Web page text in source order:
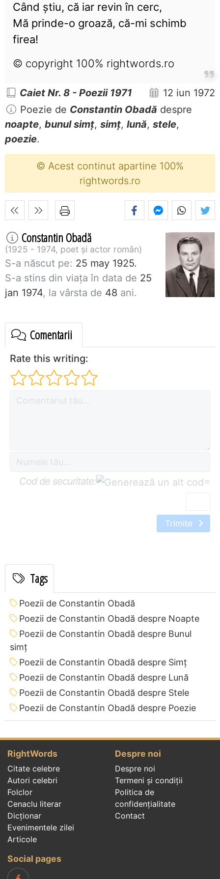
Când știu, că iar revin în cerc,
Mă prinde-o groază, că-mi schimb
firea!
© copyright 100% rightwords.ro
Caiet Nr. 8 - Poezii 1971
12 iun 1972
Poezie de Constantin Obadă despre
noapte, bunul simț, simț, lună, stele,
poezie.
© Acest continut apartine 100%
rightwords.ro
Constantin Obadă
1925 - 1974, poet și actor român
S-a născut pe: 25 may 1925.
S-a stins din viaţa în data de 25
jan 1974, la vârsta de 48 ani.
Comentarii
Rate this writing:
Cod de securitate: =
Trimite
Tags
Poezii de Constantin Obadă
Poezii de Constantin Obadă despre Noapte
Poezii de Constantin Obadă despre Bunul
simț
Poezii de Constantin Obadă despre Simț
Poezii de Constantin Obadă despre Lună
Poezii de Constantin Obadă despre Stele
Poezii de Constantin Obadă despre Poezie
RightWords
Citate celebre
Autori celebri
Folclor
Cenaclu literar
Dicționar
Evenimentele zilei
Articole
Despre noi
Despre noi
Termeni și condiții
Politica de
confidenţialitate
Contact
Social pages